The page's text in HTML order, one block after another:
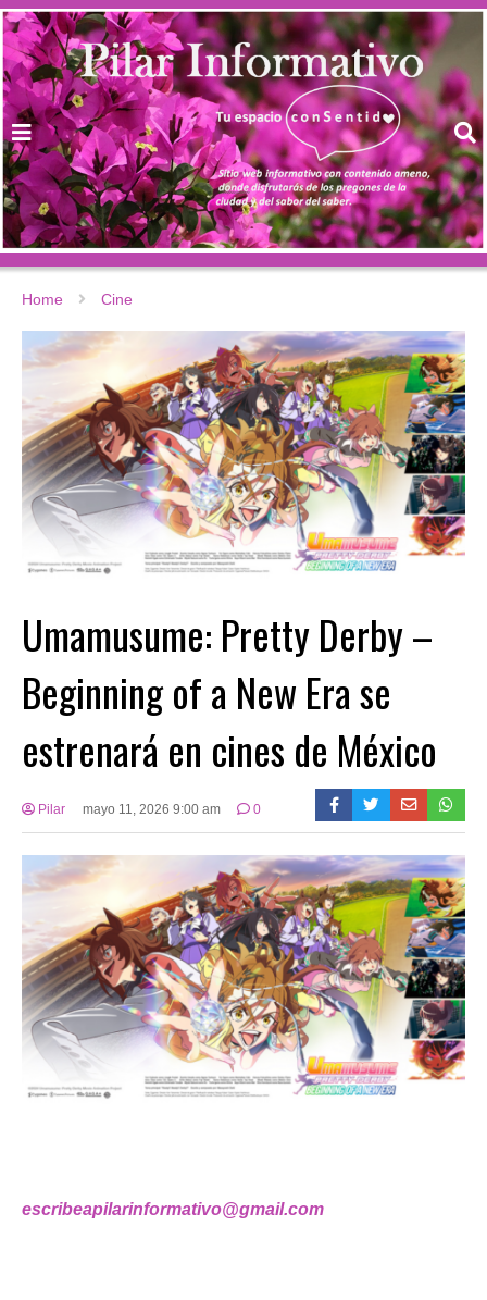
Home Cine
Umamusume: Pretty Derby –
Beginning of a New Era se
estrenará en cines de México
Pilar mayo 11, 2026 9:00 am 0
escribeapilarinformativo@gmail.com